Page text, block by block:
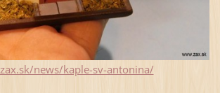
news/kaple-sv-antonina/